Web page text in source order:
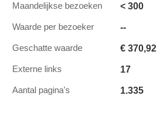
Maandelijkse bezoeken < 300
Waarde per bezoeker --
Geschatte waarde € 370,92
Externe links 17
Aantal pagina's 1.335